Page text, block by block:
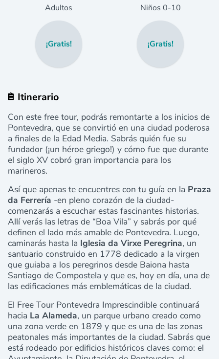
Adultos
¡Gratis!
Niños 0-10
¡Gratis!
Itinerario
Con este free tour, podrás remontarte a los inicios de
Pontevedra, que se convirtió en una ciudad poderosa
a finales de la Edad Media. Sabrás quién fue su
fundador (¡un héroe griego!) y cómo fue que durante
el siglo XV cobró gran importancia para los
marineros.
Así que apenas te encuentres con tu guía en la Praza
da Ferrería -en pleno corazón de la ciudad-
comenzarás a escuchar estas fascinantes historias.
Allí verás las letras de “Boa Vila” y sabrás por qué
definen el lado más amable de Pontevedra. Luego,
caminarás hasta la Iglesia da Virxe Peregrina, un
santuario construido en 1778 dedicado a la virgen
que guiaba a los peregrinos desde Baiona hasta
Santiago de Compostela y que es, hoy en día, una de
las edificaciones más emblemáticas de la ciudad.
El Free Tour Pontevedra Imprescindible continuará
hacia La Alameda, un parque urbano creado como
una zona verde en 1879 y que es una de las zonas
peatonales más importantes de la ciudad. Sabrás que
está rodeado por edificios históricos claves como: el